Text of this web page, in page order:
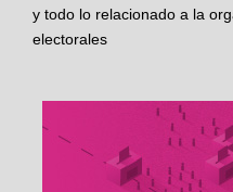
y todo lo relacionado a la
electorales